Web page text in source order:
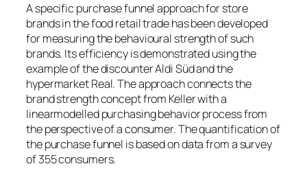
A specific purchase funnel approach for store
brands in the food retail trade has been developed
for measuring the behavioural strength of such
brands. Its efficiency is demonstrated using the
example of the discounter Aldi Süd and the
hypermarket Real. The approach connects the
brand strength concept from Keller with a
linearmodelled purchasing behavior process from
the perspective of a consumer. The quantification of
the purchase funnel is based on data from a survey
of 355 consumers.